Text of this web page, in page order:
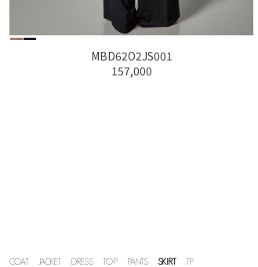
MBD32O2JS002
169,000
COAT JACKET DRESS TOP PANTS SKIRT TP